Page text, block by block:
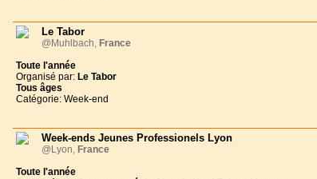
Le Tabor
@Muhlbach, France
Toute l'année
Organisé par: Le Tabor
Tous âges
Catégorie: Week-end
Week-ends Jeunes Professionels Lyon
@Lyon, France
Toute l'année